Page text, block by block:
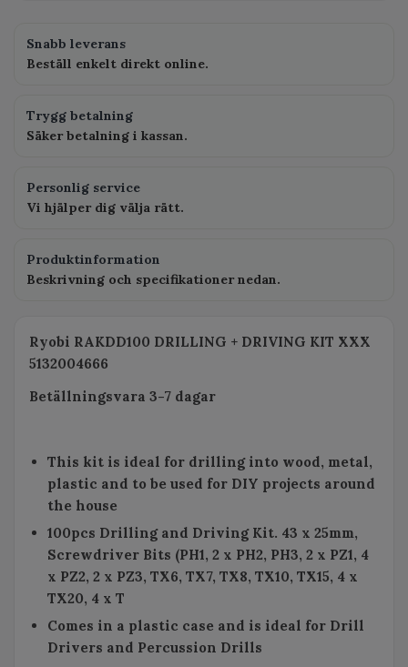
Snabb leverans
Beställ enkelt direkt online.
Trygg betalning
Säker betalning i kassan.
Personlig service
Vi hjälper dig välja rätt.
Produktinformation
Beskrivning och specifikationer nedan.
Ryobi RAKDD100 DRILLING + DRIVING KIT XXX
5132004666
Betällningsvara 3-7 dagar
This kit is ideal for drilling into wood, metal,
plastic and to be used for DIY projects around
the house
100pcs Drilling and Driving Kit. 43 x 25mm,
Screwdriver Bits (PH1, 2 x PH2, PH3, 2 x PZ1, 4
x PZ2, 2 x PZ3, TX6, TX7, TX8, TX10, TX15, 4 x
TX20, 4 x T
Comes in a plastic case and is ideal for Drill
Drivers and Percussion Drills